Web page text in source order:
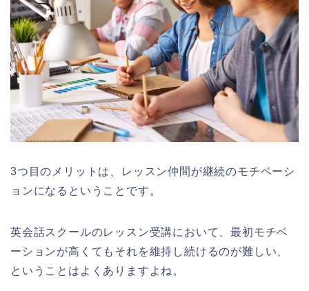
3つ目のメリットは、レッスン仲間が継続のモチベーシ
ョンになるということです。
英会話スクールのレッスン受講において、最初モチベ
ーションが高くてもそれを維持し続けるのが難しい、
ということはよくありますよね。